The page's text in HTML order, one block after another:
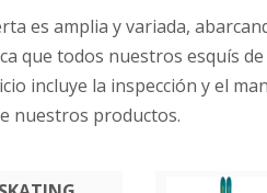
es amplia y variada,
que todos nuestros esquís
incluye la inspección y el
nuestros productos.